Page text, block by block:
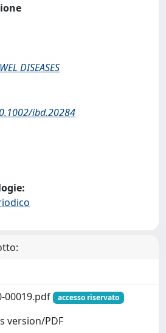
DISEASES
ibd.20284
00019.pdf
accesso riservato
version/PDF